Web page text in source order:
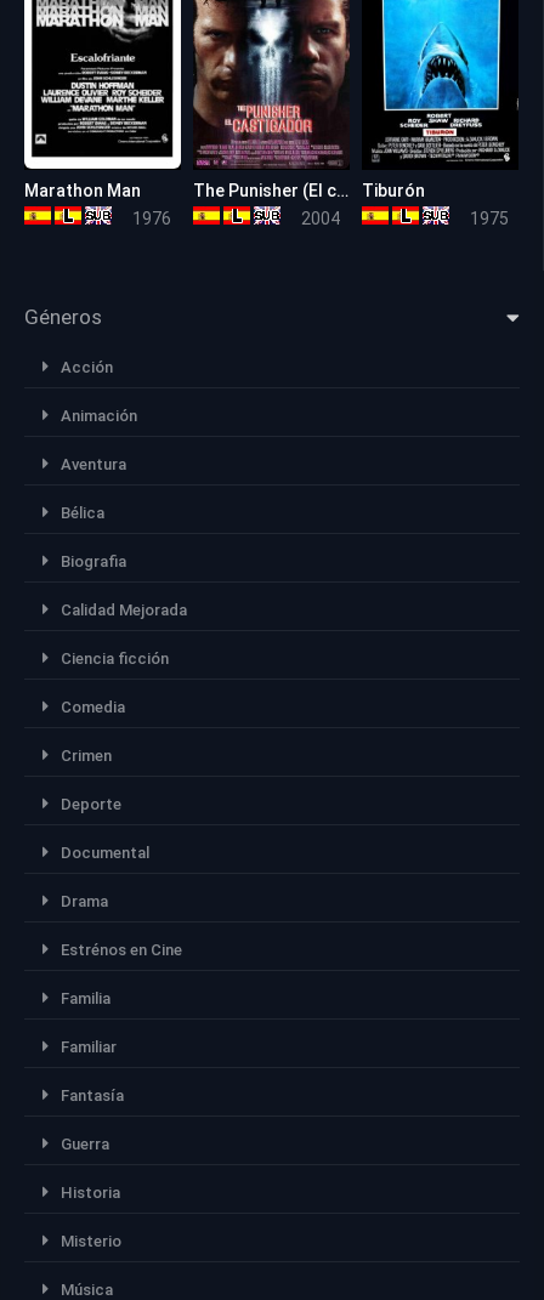
Marathon Man
1976
The Punisher (El castigador)
2004
Tiburón
1975
Géneros
Acción
Animación
Aventura
Bélica
Biografia
Calidad Mejorada
Ciencia ficción
Comedia
Crimen
Deporte
Documental
Drama
Estrénos en Cine
Familia
Familiar
Fantasía
Guerra
Historia
Misterio
Música